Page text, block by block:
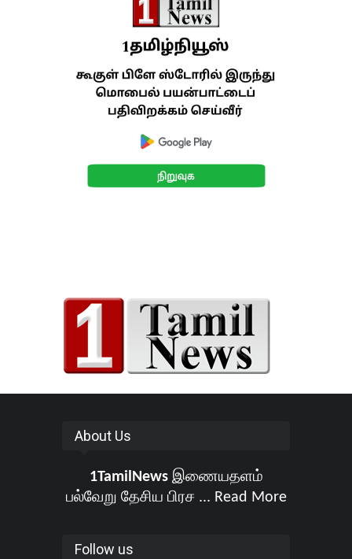
About Us
1TamilNewsஇணையதளம்
பல்வேறு தேசிய பிரச ... Read More
Follow us